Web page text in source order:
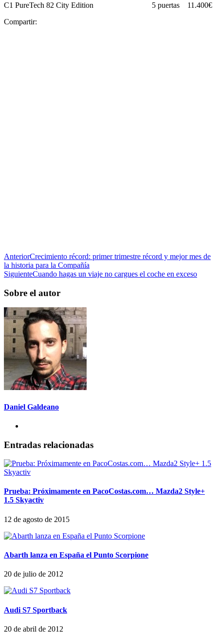
C1 PureTech 82 City Edition 5 puertas 11.400€
Compartir:
AnteriorCrecimiento récord: primer trimestre récord y mejor mes de
la historia para la Compañía
SiguienteCuando hagas un viaje no cargues el coche en exceso
Sobre el autor
Daniel Galdeano
Entradas relacionadas
Prueba: Próximamente en PacoCostas.com… Mazda2 Style+
1.5 Skyactiv
12 de agosto de 2015
Abarth lanza en España el Punto Scorpione
20 de julio de 2012
Audi S7 Sportback
20 de abril de 2012